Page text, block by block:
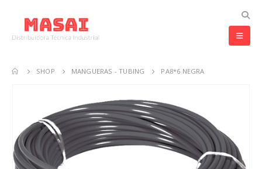
SHOP MANGUERAS - TUBING PA8*6 NEGRA